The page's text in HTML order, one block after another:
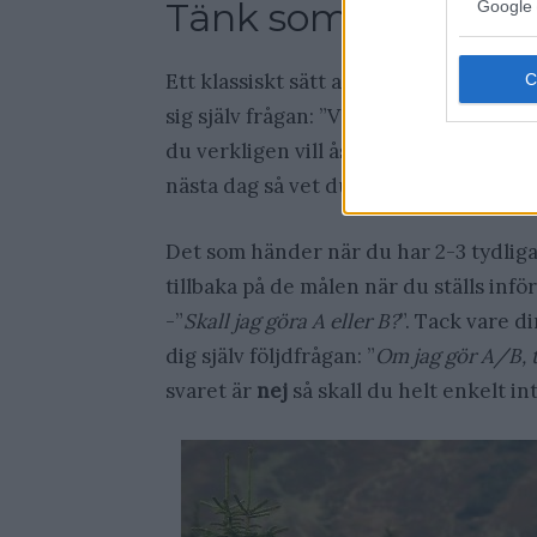
Google
Tänk som en hjälte!
Ett klassiskt sätt att planera dagen
sig själv frågan: ”Vad vill jag
du verkligen vill åstadkomma under
nästa dag så vet du vad målen är och
Det som händer när du har 2-3
tillbaka på de målen när du ställs
-”Skall jag göra A eller B?”. Tack vare
dig själv följdfrågan: ”Om jag gör A/
svaret är nej så skall du helt enkelt